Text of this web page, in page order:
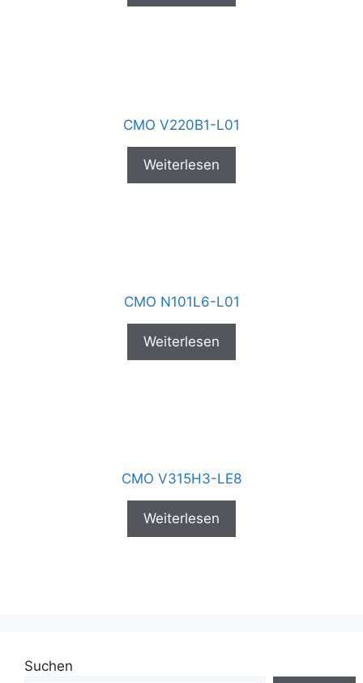
CMO V220B1-L01
Weiterlesen
CMO N101L6-L01
Weiterlesen
CMO V315H3-LE8
Weiterlesen
Suchen